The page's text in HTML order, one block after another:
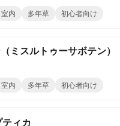
室内 多年草 初心者向け
ミスルトゥーサボテン）
室内 多年草 初心者向け
ィカ